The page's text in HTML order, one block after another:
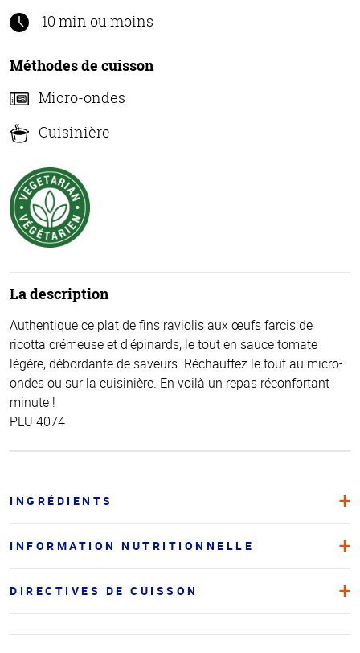
10 min ou moins
Méthodes de cuisson
Micro-ondes
Cuisinière
La description
Authentique ce plat de fins raviolis aux œufs farcis de
ricotta crémeuse et d'épinards, le tout en sauce tomate
légère, débordante de saveurs. Réchauffez le tout au micro-
ondes ou sur la cuisinière. En voilà un repas réconfortant
minute !
PLU 4074
INGRÉDIENTS
INFORMATION NUTRITIONNELLE
DIRECTIVES DE CUISSON